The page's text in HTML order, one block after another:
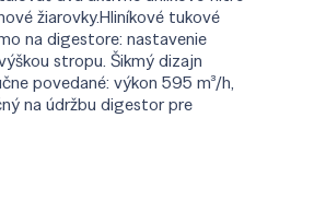
žiarovky.Hliníkové tukové
na digestore: nastavenie
stropu. Šikmý dizajn
povedané: výkon 595 m³/h,
na údržbu digestor pre